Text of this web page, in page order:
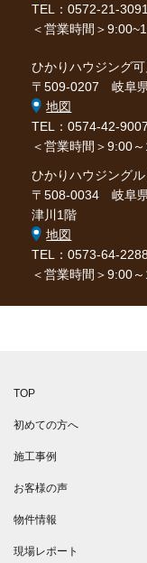
TEL：0572-21-3091
＜営業時間＞
ひかりハウジング
〒509-0207 岐阜
地図
TEL：0574-42-9007
＜営業時間＞9:00
ひかりハウジング
〒508-0034 岐阜
津川1階
地図
TEL：0573-64-2288
＜営業時間＞9:00
TOP
初めての方へ
施工事例
お客様の声
物件情報
現場レポート